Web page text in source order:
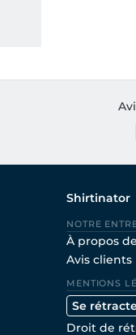
Shirtinator
NOTRE
À propos
Avis clients
MENTIONS
Se
Droit de